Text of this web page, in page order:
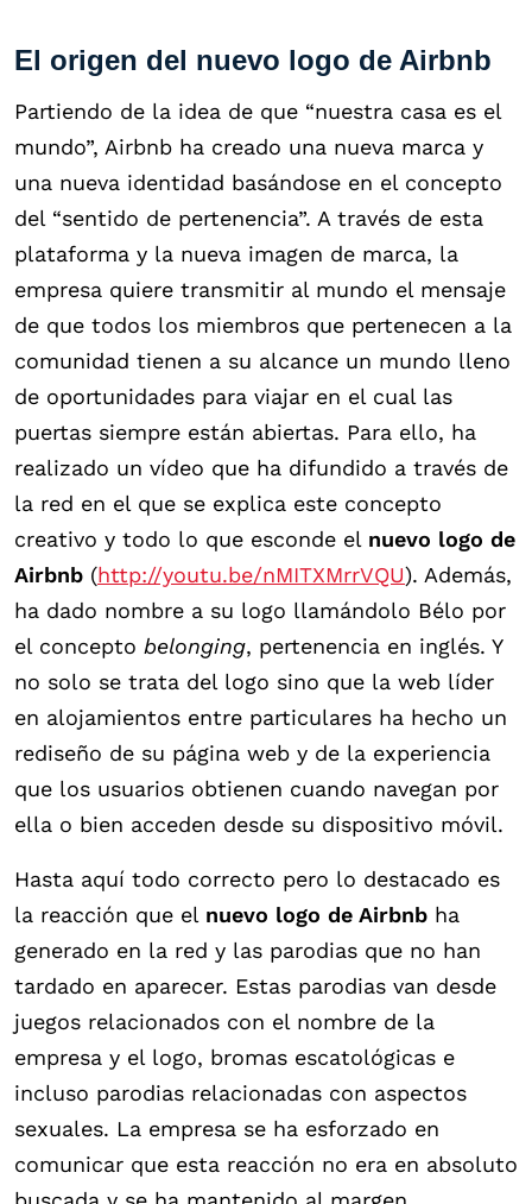
El origen del nuevo logo de Airbnb
Partiendo de la idea de que “nuestra casa es el
mundo”, Airbnb ha creado una nueva marca y
una nueva identidad basándose en el concepto
del “sentido de pertenencia”. A través de esta
plataforma y la nueva imagen de marca, la
empresa quiere transmitir al mundo el mensaje
de que todos los miembros que pertenecen a la
comunidad tienen a su alcance un mundo lleno
de oportunidades para viajar en el cual las
puertas siempre están abiertas. Para ello, ha
realizado un vídeo que ha difundido a través de
la red en el que se explica este concepto
creativo y todo lo que esconde el nuevo logo de
Airbnb (http://youtu.be/nMITXMrrVQU). Además,
ha dado nombre a su logo llamándolo Bélo por
el concepto belonging, pertenencia en inglés. Y
no solo se trata del logo sino que la web líder
en alojamientos entre particulares ha hecho un
rediseño de su página web y de la experiencia
que los usuarios obtienen cuando navegan por
ella o bien acceden desde su dispositivo móvil.
Hasta aquí todo correcto pero lo destacado es
la reacción que el nuevo logo de Airbnb ha
generado en la red y las parodias que no han
tardado en aparecer. Estas parodias van desde
juegos relacionados con el nombre de la
empresa y el logo, bromas escatológicas e
incluso parodias relacionadas con aspectos
sexuales. La empresa se ha esforzado en
comunicar que esta reacción no era en absoluto